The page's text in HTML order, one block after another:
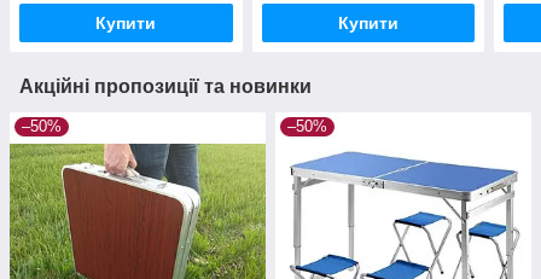
Купити Купити
Акційні пропозиції та новинки
–50% –50%